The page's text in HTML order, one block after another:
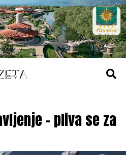
– pliva se za